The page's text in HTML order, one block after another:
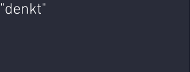
"denkt"